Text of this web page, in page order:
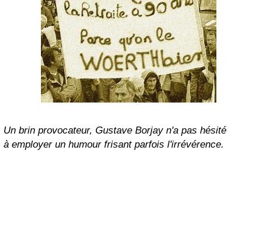
Un brin provocateur, Gustave Borjay n'a pas hésité
à employer un humour frisant parfois l'irrévérence.